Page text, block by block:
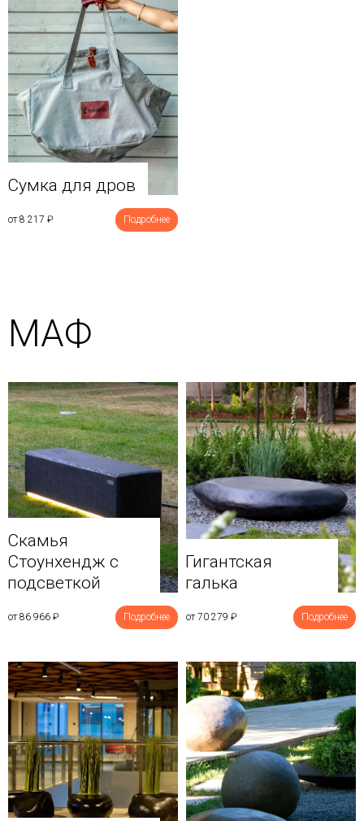
Сумка для дров
от 8 217 ₽ Подробнее
МАФ
Скамья
Стоунхендж с
подсветкой
от 86 966 ₽ Подробнее
Гигантская
галька
от 70 279 ₽ Подробнее